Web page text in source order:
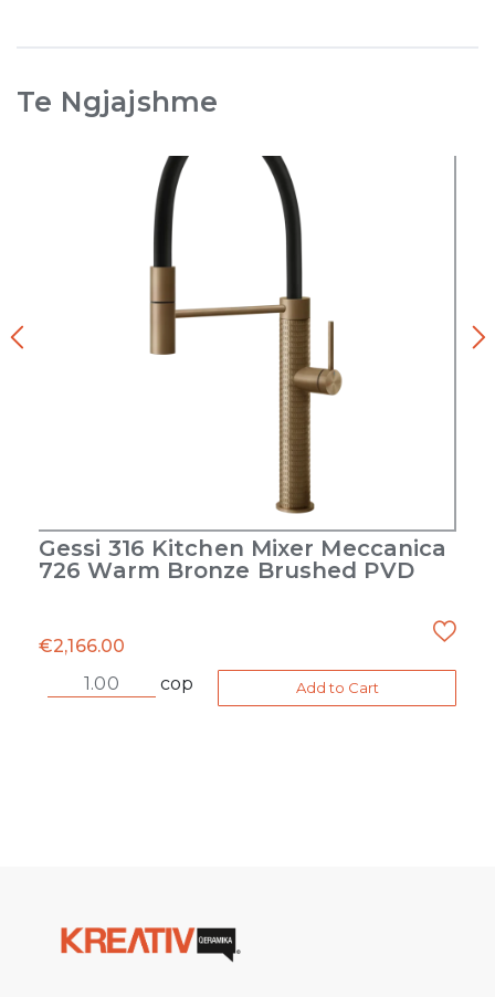
Te Ngjajshme
Gessi 316 Kitchen Mixer Meccanica
726 Warm Bronze Brushed PVD
€2,166.00
cop
Add to Cart